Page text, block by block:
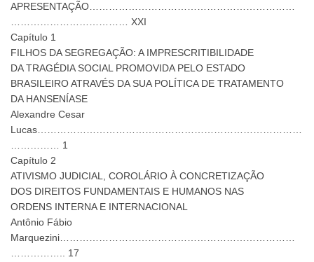
APRESENTAÇÃO………………………………………………………
……………………………… XXI
Capítulo 1
FILHOS DA SEGREGAÇÃO: A IMPRESCRITIBILIDADE
DA TRAGÉDIA SOCIAL PROMOVIDA PELO ESTADO
BRASILEIRO ATRAVÉS DA SUA POLÍTICA DE TRATAMENTO
DA HANSENÍASE
Alexandre Cesar
Lucas………………………………………………………………………
…………… 1
Capítulo 2
ATIVISMO JUDICIAL, COROLÁRIO À CONCRETIZAÇÃO
DOS DIREITOS FUNDAMENTAIS E HUMANOS NAS
ORDENS INTERNA E INTERNACIONAL
Antônio Fábio
Marquezini………………………………………………………………
…………….. 17